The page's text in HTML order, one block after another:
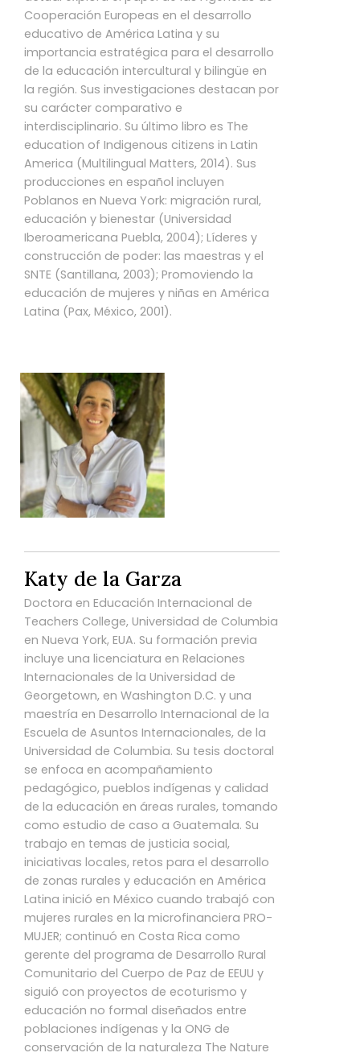
Cooperación Europeas en el desarrollo
educativo de América Latina y su
importancia estratégica para el desarrollo
de la educación intercultural y bilingüe en
la región. Sus investigaciones destacan por
su carácter comparativo e
interdisciplinario. Su último libro es The
education of Indigenous citizens in Latin
America (Multilingual Matters, 2014). Sus
producciones en español incluyen
Poblanos en Nueva York: migración rural,
educación y bienestar (Universidad
Iberoamericana Puebla, 2004); Líderes y
construcción de poder: las maestras y el
SNTE (Santillana, 2003); Promoviendo la
educación de mujeres y niñas en América
Latina (Pax, México, 2001).
Katy de la Garza
Doctora en Educación Internacional de
Teachers College, Universidad de Columbia
en Nueva York, EUA. Su formación previa
incluye una licenciatura en Relaciones
Internacionales de la Universidad de
Georgetown, en Washington D.C. y una
maestría en Desarrollo Internacional de la
Escuela de Asuntos Internacionales, de la
Universidad de Columbia. Su tesis doctoral
se enfoca en acompañamiento
pedagógico, pueblos indígenas y calidad
de la educación en áreas rurales, tomando
como estudio de caso a Guatemala. Su
trabajo en temas de justicia social,
iniciativas locales, retos para el desarrollo
de zonas rurales y educación en América
Latina inició en México cuando trabajó con
mujeres rurales en la microfinanciera PRO-
MUJER; continuó en Costa Rica como
gerente del programa de Desarrollo Rural
Comunitario del Cuerpo de Paz de EEUU y
siguió con proyectos de ecoturismo y
educación no formal diseñados entre
poblaciones indígenas y la ONG de
conservación de la naturaleza The Nature